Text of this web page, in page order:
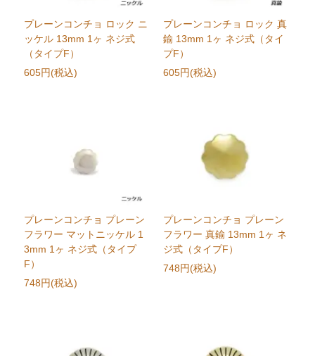
プレーンコンチョ ロック ニ
ッケル 13mm 1ヶ ネジ式
（タイプF）
605円(税込)
プレーンコンチョ ロック 真
鍮 13mm 1ヶ ネジ式（タイ
プF）
605円(税込)
プレーンコンチョ プレーン
フラワー マットニッケル 1
3mm 1ヶ ネジ式（タイプ
F）
748円(税込)
プレーンコンチョ プレーン
フラワー 真鍮 13mm 1ヶ ネ
ジ式（タイプF）
748円(税込)